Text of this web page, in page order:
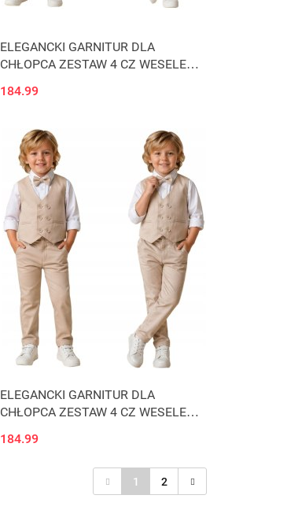
ELEGANCKI GARNITUR DLA
CHŁOPCA ZESTAW 4 CZ WESELE
184.99
ELEGANCKI GARNITUR DLA
CHŁOPCA ZESTAW 4 CZ WESELE
184.99
1 2